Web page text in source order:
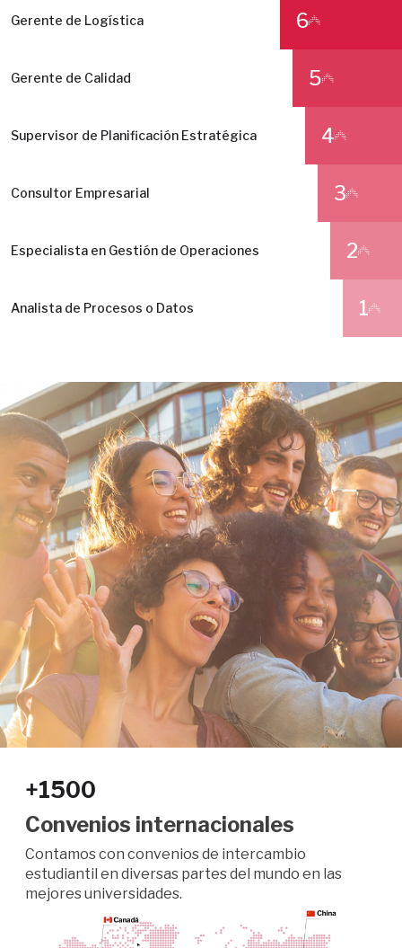
Gerente de Logística 6
Gerente de Calidad 5
Supervisor de Planificación Estratégica 4
Consultor Empresarial 3
Especialista en Gestión de Operaciones 2
Analista de Procesos o Datos 1
+1500
Convenios internacionales
Contamos con convenios de intercambio
estudiantil en diversas partes del mundo en las
mejores universidades.